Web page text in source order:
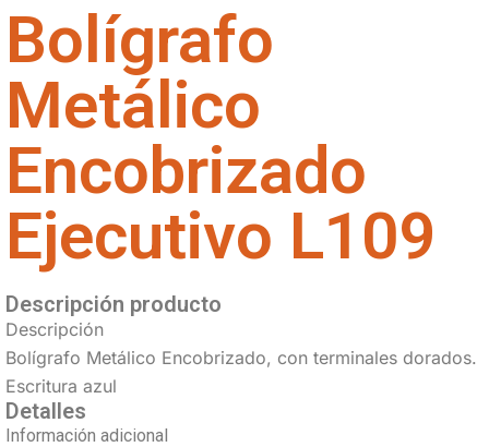
Bolígrafo
Metálico
Encobrizado
Ejecutivo L109
Descripción producto
Descripción
Bolígrafo Metálico Encobrizado, con terminales dorados.
Escritura azul
Detalles
Información adicional